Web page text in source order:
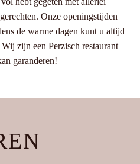
Onze openingstijden
de warme dagen kunt u altijd
zijn een Perzisch restaurant
garanderen!